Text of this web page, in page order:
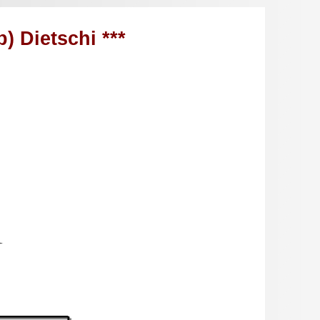
Dietschi ***